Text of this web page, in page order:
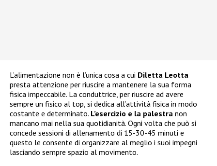
L’alimentazione non è l’unica cosa a cui Diletta Leotta
presta attenzione per riuscire a mantenere la sua forma
fisica impeccabile. La conduttrice, per riuscire ad avere
sempre un fisico al top, si dedica all’attività fisica in modo
costante e determinato. L’esercizio e la palestra non
mancano mai nella sua quotidianità. Ogni volta che può si
concede sessioni di allenamento di 15-30-45 minuti e
questo le consente di organizzare al meglio i suoi impegni
lasciando sempre spazio al movimento.